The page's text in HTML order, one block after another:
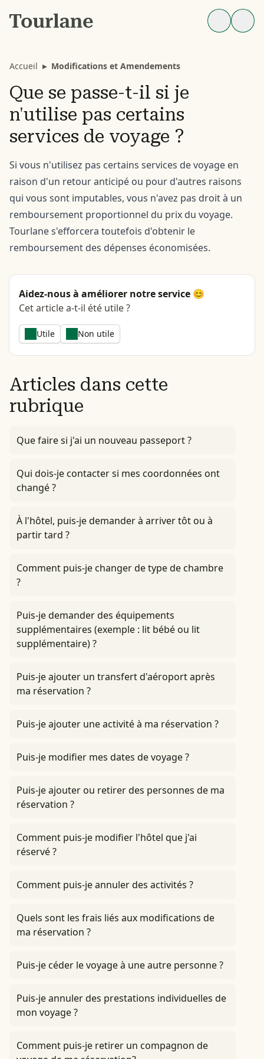
Accueil ▸ Modifications et Amendements
Que se passe-t-il si je
n'utilise pas certains
services de voyage ?
Si vous n'utilisez pas certains services de voyage en
raison d'un retour anticipé ou pour d'autres raisons
qui vous sont imputables, vous n'avez pas droit à un
remboursement proportionnel du prix du voyage.
Tourlane s'efforcera toutefois d'obtenir le
remboursement des dépenses économisées.
Aidez-nous à améliorer notre service 😊
Cet article a-t-il été utile ?
Utile Non utile
Articles dans cette
rubrique
Que faire si j'ai un nouveau passeport ?
Qui dois-je contacter si mes coordonnées ont
changé ?
À l'hôtel, puis-je demander à arriver tôt ou à
partir tard ?
Comment puis-je changer de type de chambre
?
Puis-je demander des équipements
supplémentaires (exemple : lit bébé ou lit
supplémentaire) ?
Puis-je ajouter un transfert d'aéroport après
ma réservation ?
Puis-je ajouter une activité à ma réservation ?
Puis-je modifier mes dates de voyage ?
Puis-je ajouter ou retirer des personnes de ma
réservation ?
Comment puis-je modifier l'hôtel que j'ai
réservé ?
Comment puis-je annuler des activités ?
Quels sont les frais liés aux modifications de
ma réservation ?
Puis-je céder le voyage à une autre personne ?
Puis-je annuler des prestations individuelles de
mon voyage ?
Comment puis-je retirer un compagnon de